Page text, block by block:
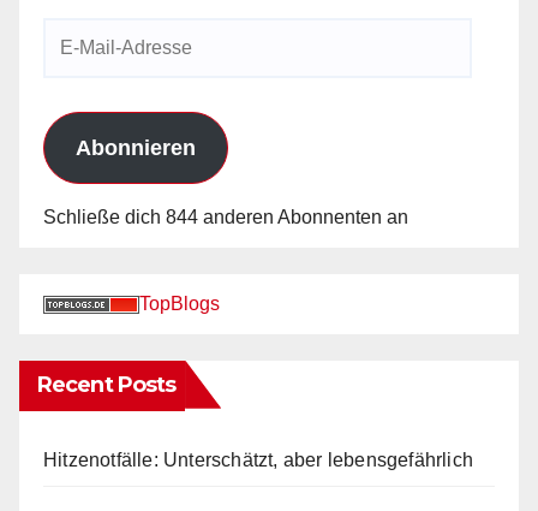
Abonnieren
Schließe dich 844 anderen Abonnenten an
TopBlogs
Recent Posts
Hitzenotfälle: Unterschätzt, aber lebensgefährlich